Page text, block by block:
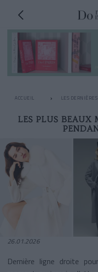
ACCUEIL LES
LES PLUS BEAUX
26.01.2026
Dernière ligne droite